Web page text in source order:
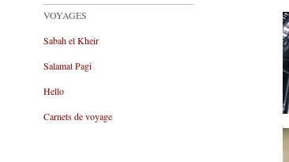
VOYAGES
Sabah el Kheir
Salamat Pagi
Hello
Carnets de voyage